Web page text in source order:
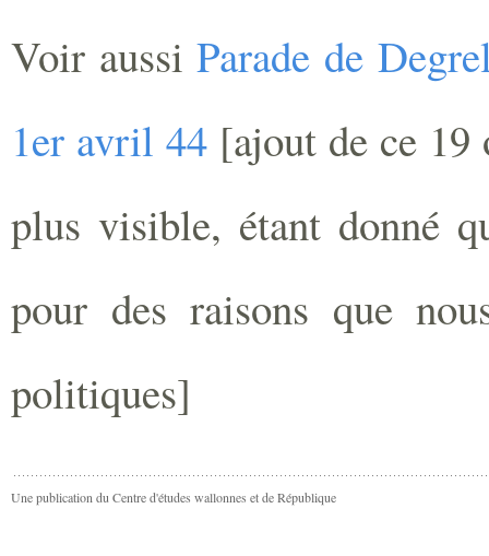
Voir aussiParade de
1er avril 44 [ajout de ce
plus visible, étant donné
pour des raisons que
politiques]
Une publication du Centre d'études wallonnes et de République